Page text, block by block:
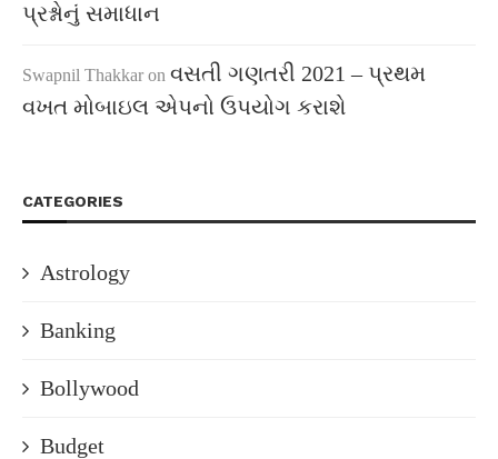
પ્રશ્નોનું સમાધાન
Swapnil Thakkar on વસતી ગણતરી 2021 – પ્રથમ
વખત મોબાઇલ એપનો ઉપયોગ કરાશે
CATEGORIES
Astrology
Banking
Bollywood
Budget